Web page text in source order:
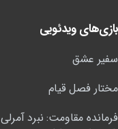
بازی‌های ویدئویی
سفیر عشق
مختار فصل قیام
فرمانده مقاومت: نبرد آمرلی